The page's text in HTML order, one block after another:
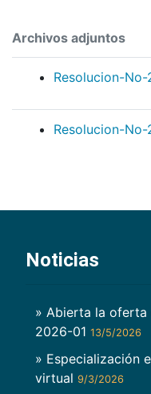
Archivos adjuntos
Resolucion-
Resolucion-
Noticias
» Abierta la oferta
2026-01 13/5/2026
» Especialización
virtual 9/3/2026